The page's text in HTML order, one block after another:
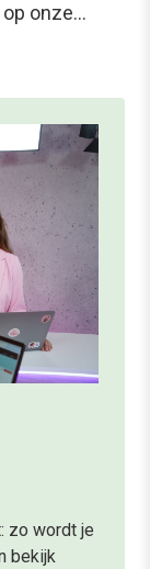
onze…
zo wordt je
bekijk